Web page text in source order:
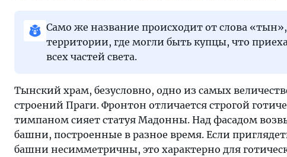
Само же название происходит от слова
территории, где могли быть купцы, что
всех частей света.
Тынский храм, безусловно, одно из самых
строений Праги. Фронтон отличается строгой
тимпаном сияет статуя Мадонны. Над фасадом
башни, построенные в разное время. Если
башни несимметричны, это характерно для